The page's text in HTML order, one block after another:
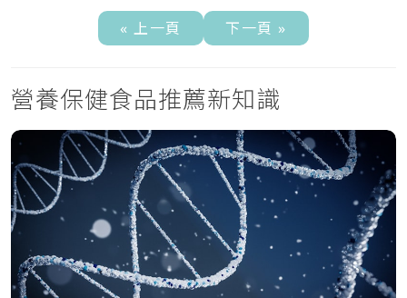
« 上一頁 下一頁 »
營養保健食品推薦新知識